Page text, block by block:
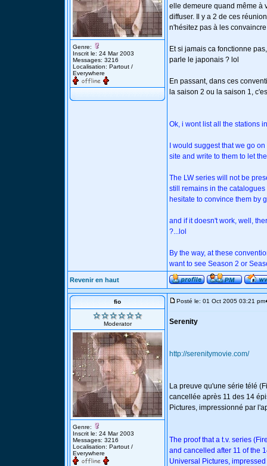
Genre:
Inscrit le: 24 Mar 2003
Messages: 3216
Localisation: Partout /
Everywhere
elle demeure quand même à
diffuser. Il y a 2 de ces
n'hésitez pas à les
Et si jamais ca fonctionne
parle le japonais ? lol
En passant, dans ces
la saison 2 ou la saison 1,
Ok, i wont list all the stations
I would suggest that we go
site and write to them to let
The LW series will not be
still remains in the
hesitate to convince them by
and if it doesn't work, well,
?...lol
By the way, at these
want to see Season 2 or
Revenir en haut
fio
Moderator
Genre:
Inscrit le: 24 Mar 2003
Messages: 3216
Localisation: Partout /
Everywhere
Posté le: 01 Oct 2005 03:21 pm
Serenity
http://serenitymovie.com/
La preuve qu'une série télé
cancellée après 11 des 14
Pictures, impressionné par
The proof that a t.v. series
and cancelled after 11 of the
Universal Pictures,